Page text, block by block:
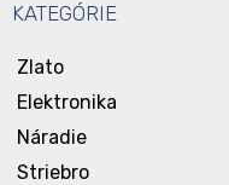
KATEGÓRIE
Zlato
Elektronika
Náradie
Striebro